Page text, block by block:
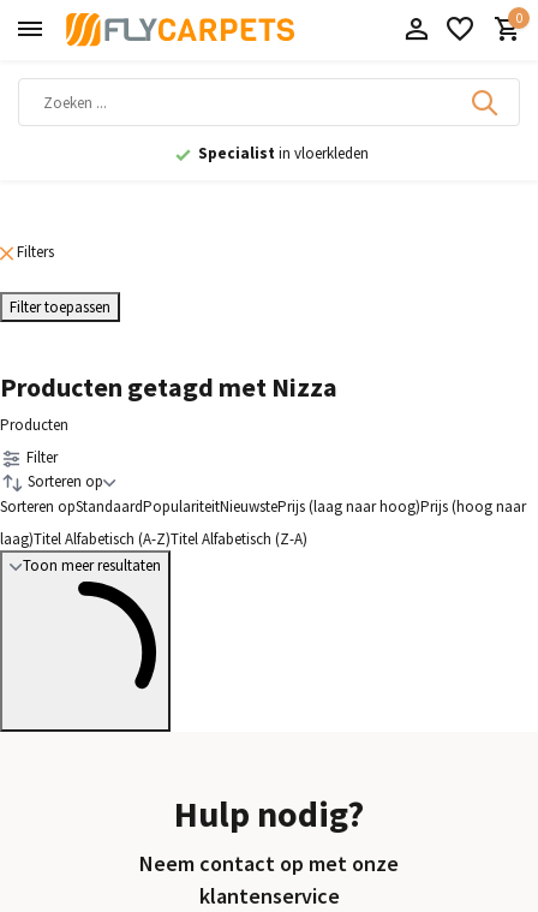
0
Specialistin vloerkleden
Filters
Filter toepassen
Producten getagd met Nizza
Producten
Filter
Sorteren op
Sorteren opStandaardPopulariteitNieuwstePrijs (laag naar hoog)Prijs (hoog naar
laag)Titel Alfabetisch (A-Z)Titel Alfabetisch (Z-A)
Toon meer resultaten
Hulp nodig?
Neem contact op met onze
klantenservice